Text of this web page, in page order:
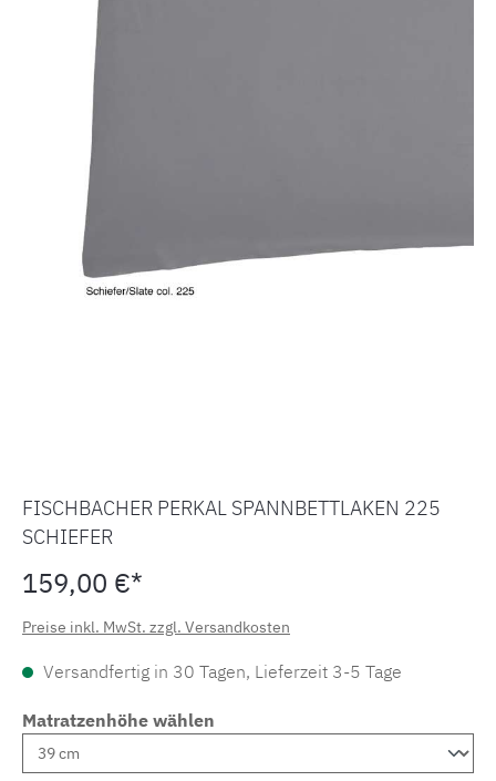
FISCHBACHER PERKAL SPANNBETTLAKEN 225
SCHIEFER
159,00 €*
Preise inkl. MwSt. zzgl. Versandkosten
Versandfertig in 30 Tagen, Lieferzeit 3-5 Tage
Matratzenhöhe wählen